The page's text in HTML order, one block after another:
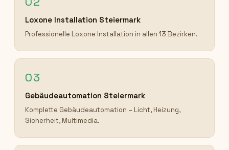
Loxone Installation Steiermark
Professionelle Loxone Installation in allen 13 Bezirken.
03
Gebäudeautomation Steiermark
Komplette Gebäudeautomation – Licht, Heizung,
Sicherheit, Multimedia.